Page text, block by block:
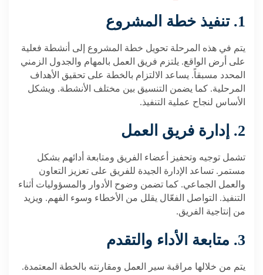
1. تنفيذ خطة المشروع
يتم في هذه المرحلة تحويل خطة المشروع إلى أنشطة فعلية
على أرض الواقع. يلتزم فريق العمل بالمهام والجدول الزمني
المحدد مسبقاً. يساعد الالتزام بالخطة على تحقيق الأهداف
المرحلية. كما يضمن التنسيق بين مختلف الأنشطة. ويشكل
الأساس لنجاح عملية التنفيذ.
2. إدارة فريق العمل
تشمل توجيه وتحفيز أعضاء الفريق ومتابعة أدائهم بشكل
مستمر. تساعد الإدارة الجيدة للفريق على تعزيز التعاون
والعمل الجماعي. كما تضمن وضوح الأدوار والمسؤوليات أثناء
التنفيذ. التواصل الفعّال يقلل من الأخطاء وسوء الفهم. ويزيد
من إنتاجية الفريق.
3. متابعة الأداء والتقدم
يتم من خلالها مراقبة سير العمل ومقارنته بالخطة المعتمدة.